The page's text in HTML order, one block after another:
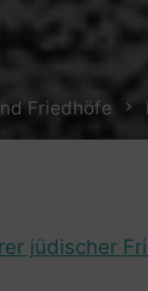
Friedhöfe
jüdischer